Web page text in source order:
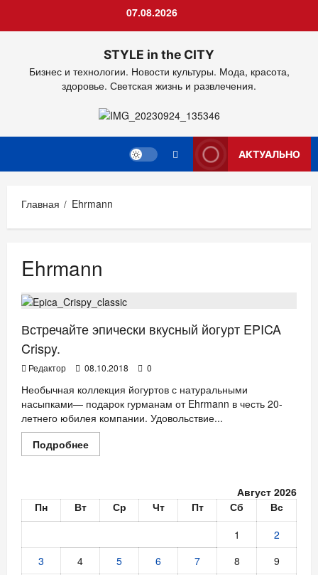
содержимому
07.08.2026
STYLE in the CITY
Бизнес и технологии. Новости культуры. Мода, красота,
здоровье. Светская жизнь и развлечения.
АКТУАЛЬНО
Главная Ehrmann
Ehrmann
Встречайте эпически вкусный йогурт EPICA
Crispy.
Редактор 08.10.2018 0
Необычная коллекция йогуртов с натуральными
насыпками— подарок гурманам от Ehrmann в честь 20-
летнего юбилея компании. Удовольствие...
ПодробнееПрочитать
больше
йогурт
EPICA
Crispy.
Август 2026
Пн
Вт Ср Чт Пт Сб
Вс
1
2
3
4 5 6 7 8
9